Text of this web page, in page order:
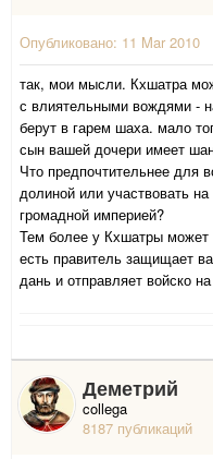
Опубликовано: 11 Mar 2010
так, мои мысли. Кхшатра
с влиятельными вождями -
берут в гарем шаха. мало
сын вашей дочери имеет
Что предпочтительнее для
долиной или участвовать
громадной империей?
Тем более у Кхшатры может
есть правитель защищает
дань и отправляет войско
Деметрий
collega
8187 публикаций